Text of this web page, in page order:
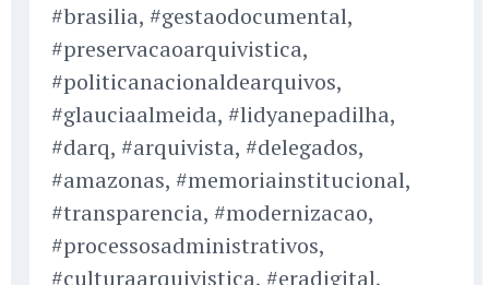
#brasilia, #gestaodocumental,
#preservacaoarquivistica,
#politicanacionaldearquivos,
#glauciaalmeida, #lidyanepadilha,
#darq, #arquivista, #delegados,
#amazonas, #memoriainstitucional,
#transparencia, #modernizacao,
#processosadministrativos,
#culturaarquivistica, #eradigital,